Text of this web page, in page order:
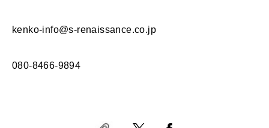
kenko-info@s-renaissance.co.jp
080-8466-9894